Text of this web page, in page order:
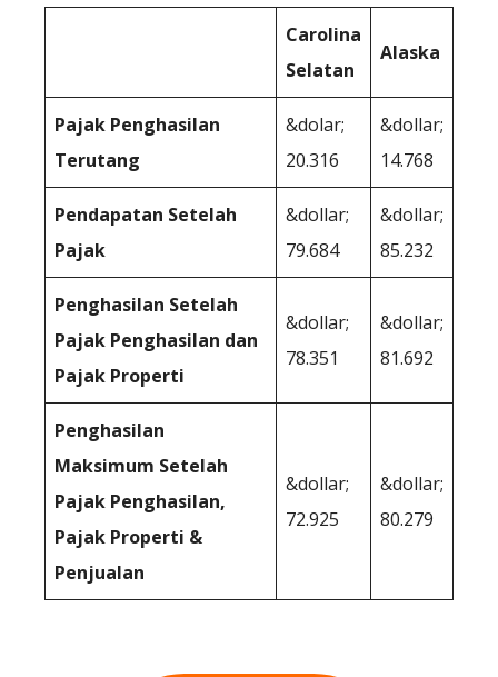
Carolina
Selatan
Alaska
Pajak Penghasilan
Terutang
&dolar;
20.316
&dollar;
14.768
Pendapatan Setelah
Pajak
&dollar;
79.684
&dollar;
85.232
Penghasilan Setelah
Pajak Penghasilan dan
Pajak Properti
&dollar;
78.351
&dollar;
81.692
Penghasilan
Maksimum Setelah
Pajak Penghasilan,
Pajak Properti &
Penjualan
&dollar;
72.925
&dollar;
80.279